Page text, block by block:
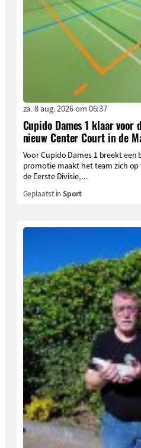
za. 8 aug. 2026 om 06:37
Cupido Dames 1 klaar voor
nieuw Center Court in de
Voor Cupido Dames 1 breekt een
promotie maakt het team zich
de Eerste Divisie,...
Geplaatst inSport